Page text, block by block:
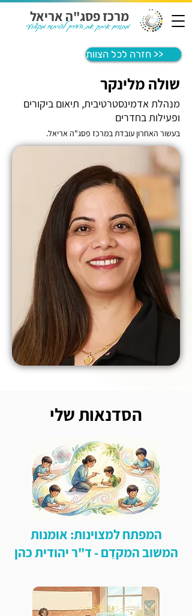
מרכז פסג"ה אריאל
מתווים איתך את הדרך לפיתוח מקצועי
חזרה לכל הצוות >>
שולה מלינקר
מנהלת אדמינסטרטיבית, תיאום ביקורים
ופעילות בחדרים
בעשור האחרון עובדת במרכז פסג"ה אריאל.
הסדנאות שלי
המפתח למצוינות: אומנות
המשוב המקדֵם - ד"ר יהודית כהן